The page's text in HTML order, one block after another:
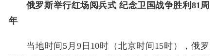
俄罗斯举行红场阅兵式 纪念卫国战争胜利81周
年
当地时间5月9日10时（北京时间15时），俄罗